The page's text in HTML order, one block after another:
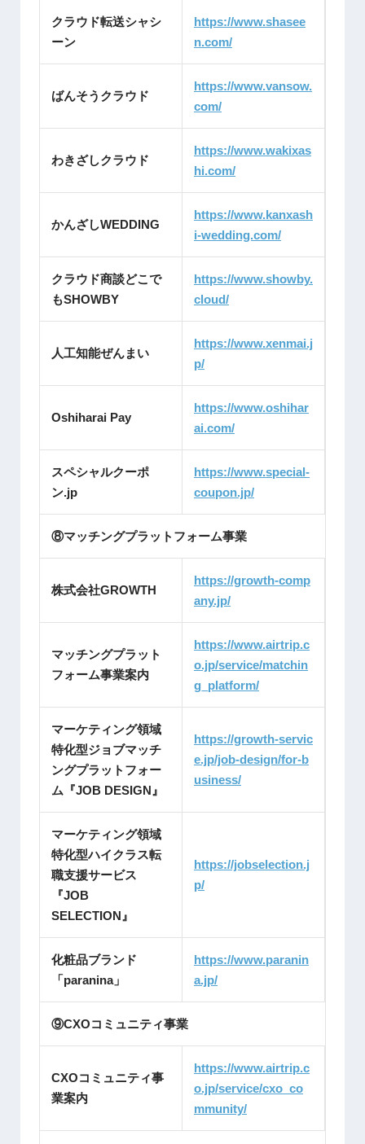
クラウド転送シャシ
ーン
https://www.shasee
n.com/
ばんそうクラウド
https://www.vansow.
com/
わきざしクラウド
https://www.wakixas
hi.com/
かんざしWEDDING
https://www.kanxash
i-wedding.com/
クラウド商談どこで
もSHOWBY
https://www.showby.
cloud/
人工知能ぜんまい
https://www.xenmai.j
p/
Oshiharai Pay
https://www.oshihar
ai.com/
スペシャルクーポ
ン.jp
https://www.special-
coupon.jp/
⑧マッチングプラットフォーム事業
株式会社GROWTH
https://growth-comp
any.jp/
マッチングプラット
フォーム事業案内
https://www.airtrip.c
o.jp/service/matchin
g_platform/
マーケティング領域
特化型ジョブマッチ
ングプラットフォー
ム『JOB DESIGN』
https://growth-servic
e.jp/job-design/for-b
usiness/
マーケティング領域
特化型ハイクラス転
職支援サービス
『JOB
SELECTION』
https://jobselection.j
p/
化粧品ブランド
「paranina」
https://www.paranin
a.jp/
⑨CXOコミュニティ事業
CXOコミュニティ事
業案内
https://www.airtrip.c
o.jp/service/cxo_co
mmunity/